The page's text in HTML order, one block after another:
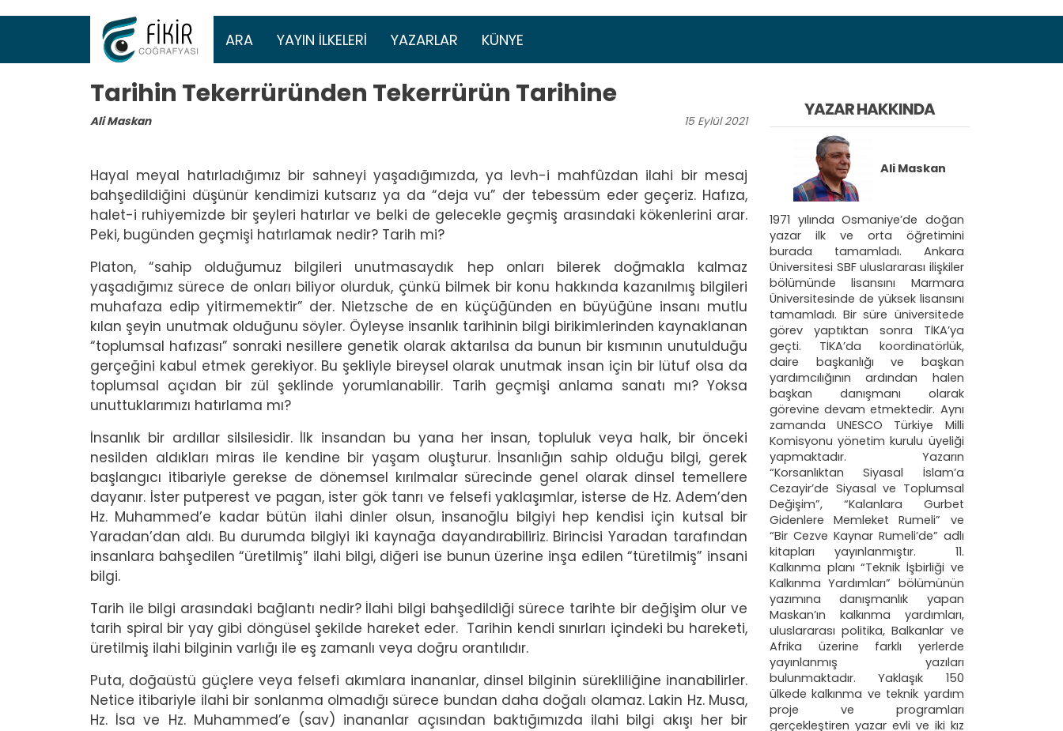
Ana gezinti menüsü
ARA YAYIN İLKELERI YAZARLAR KÜNYE
Tarihin Tekerrüründen Tekerrürün Tarihine
Ali Maskan 15 Eylül 2021
Hayal meyal hatırladığımız bir sahneyi yaşadığımızda, ya levh-i mahfûzdan ilahi bir mesaj
bahşedildiğini düşünür kendimizi kutsarız ya da “deja vu” der tebessüm eder geçeriz. Hafıza,
halet-i ruhiyemizde bir şeyleri hatırlar ve belki de gelecekle geçmiş arasındaki kökenlerini arar.
Peki, bugünden geçmişi hatırlamak nedir? Tarih mi?
Platon, “sahip olduğumuz bilgileri unutmasaydık hep onları bilerek doğmakla kalmaz
yaşadığımız sürece de onları biliyor olurduk, çünkü bilmek bir konu hakkında kazanılmış bilgileri
muhafaza edip yitirmemektir” der. Nietzsche de en küçüğünden en büyüğüne insanı mutlu
kılan şeyin unutmak olduğunu söyler. Öyleyse insanlık tarihinin bilgi birikimlerinden kaynaklanan
“toplumsal hafızası” sonraki nesillere genetik olarak aktarılsa da bunun bir kısmının unutulduğu
gerçeğini kabul etmek gerekiyor. Bu şekliyle bireysel olarak unutmak insan için bir lütuf olsa da
toplumsal açıdan bir zül şeklinde yorumlanabilir. Tarih geçmişi anlama sanatı mı? Yoksa
unuttuklarımızı hatırlama mı?
İnsanlık bir ardıllar silsilesidir. İlk insandan bu yana her insan, topluluk veya halk, bir önceki
nesilden aldıkları miras ile kendine bir yaşam oluşturur. İnsanlığın sahip olduğu bilgi, gerek
başlangıcı itibariyle gerekse de dönemsel kırılmalar sürecinde genel olarak dinsel temellere
dayanır. İster putperest ve pagan, ister gök tanrı ve felsefi yaklaşımlar, isterse de Hz. Adem’den
Hz. Muhammed’e kadar bütün ilahi dinler olsun, insanoğlu bilgiyi hep kendisi için kutsal bir
Yaradan’dan aldı. Bu durumda bilgiyi iki kaynağa dayandırabiliriz. Birincisi Yaradan tarafından
insanlara bahşedilen “üretilmiş” ilahi bilgi, diğeri ise bunun üzerine inşa edilen “türetilmiş” insani
bilgi.
Tarih ile bilgi arasındaki bağlantı nedir? İlahi bilgi bahşedildiği sürece tarihte bir değişim olur ve
tarih spiral bir yay gibi döngüsel şekilde hareket eder. Tarihin kendi sınırları içindeki bu hareketi,
üretilmiş ilahi bilginin varlığı ile eş zamanlı veya doğru orantılıdır.
Puta, doğaüstü güçlere veya felsefi akımlara inananlar, dinsel bilginin sürekliliğine inanabilirler.
Netice itibariyle ilahi bir sonlanma olmadığı sürece bundan daha doğalı olamaz. Lakin Hz. Musa,
Hz. İsa ve Hz. Muhammed’e (sav) inananlar açısından baktığımızda ilahi bilgi akışı her bir
YAZAR HAKKINDA
Ali Maskan
1971 yılında Osmaniye’de doğan
yazar ilk ve orta öğretimini
burada tamamladı. Ankara
Üniversitesi SBF uluslararası ilişkiler
bölümünde lisansını Marmara
Üniversitesinde de yüksek lisansını
tamamladı. Bir süre üniversitede
görev yaptıktan sonra TİKA’ya
geçti. TİKA’da koordinatörlük,
daire başkanlığı ve başkan
yardımcılığının ardından halen
başkan danışmanı olarak
görevine devam etmektedir. Aynı
zamanda UNESCO Türkiye Milli
Komisyonu yönetim kurulu üyeliği
yapmaktadır. Yazarın
“Korsanlıktan Siyasal İslam’a
Cezayir’de Siyasal ve Toplumsal
Değişim”, “Kalanlara Gurbet
Gidenlere Memleket Rumeli” ve
“Bir Cezve Kaynar Rumeli’de” adlı
kitapları yayınlanmıştır. 11.
Kalkınma planı “Teknik İşbirliği ve
Kalkınma Yardımları” bölümünün
yazımına danışmanlık yapan
Maskan’ın kalkınma yardımları,
uluslararası politika, Balkanlar ve
Afrika üzerine farklı yerlerde
yayınlanmış yazıları
bulunmaktadır. Yaklaşık 150
ülkede kalkınma ve teknik yardım
proje ve programları
gerçekleştiren yazar evli ve iki kız